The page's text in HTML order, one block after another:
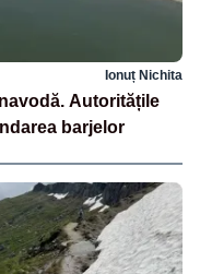
Ionuț Nichita
Autoritățile
barjelor